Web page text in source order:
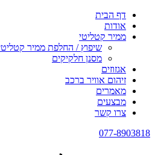
דף הבית
אודות
ממיר קטליטי
שיפוץ / החלפת ממיר
מסנן חלקיקים
אגזוזים
זיהום אוויר ברכב
מאמרים
מבצעים
צרו קשר
077-8903818